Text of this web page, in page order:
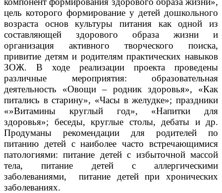
цель которого формирование у детей дошкольного
возраста основ культуры питания как одной из
составляющей здорового образа жизни и
организация активного творческого поиска,
привитие детям и родителям практических навыков
ЗОЖ. В ходе реализации проекта проведены
различные мероприятия: образовательная
деятельность «Овощи – родник здоровья», «Как
питались в старину», «Часы в желудке»; праздники
«»Витамины круглый год», «Напитки для
здоровья»; беседы, круглые столы, дебаты и др.
Продуманы рекомендации для родителей по
питанию детей с наиболее часто встречающимися
патологиями: питание детей с избыточной массой
тела, питание детей с аллергическими
заболеваниями, питание детей при хронических
заболеваниях.